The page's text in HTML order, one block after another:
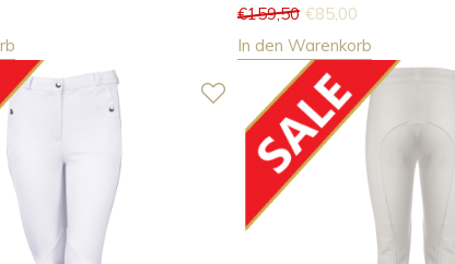
€159,50 €85,00
In den Warenkorb